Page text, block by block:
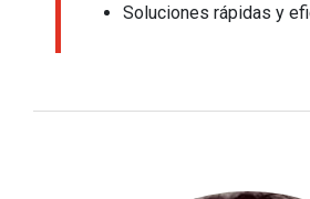
Soluciones rápidas y